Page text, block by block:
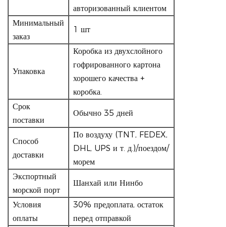
авторизованный клиентом
Минимальный
заказ
1 шт
Упаковка
Коробка из двухслойного
гофрированного картона
хорошего качества +
коробка.
Срок
поставки
Обычно 35 дней
Способ
доставки
По воздуху (TNT, FEDEX,
DHL, UPS и т. д.)/поездом/
морем
Экспортный
морской порт
Шанхай или Нинбо
Условия
оплаты
30% предоплата, остаток
перед отправкой